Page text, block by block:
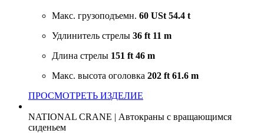
Макс. грузоподъемн. 60 USt 54.4 t
Удлинитель стрелы 36 ft 11 m
Длина стрелы 151 ft 46 m
Макс. высота оголовка 202 ft 61.6 m
ПРОСМОТРЕТЬ ИЗДЕЛИЕ
NATIONAL CRANE | Автокраны с вращающимся
сиденьем